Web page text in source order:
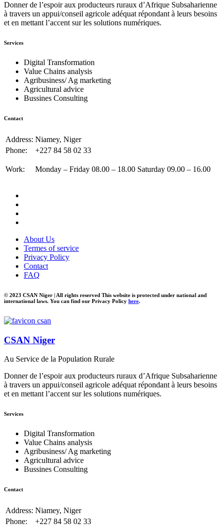
Donner de l’espoir aux producteurs ruraux d’Afrique Subsaharienne
à travers un appui/conseil agricole adéquat répondant à leurs besoins
et en mettant l’accent sur les solutions numériques.
Services
Digital Transformation
Value Chains analysis
Agribusiness/ Ag marketing
Agricultural advice
Bussines Consulting
Contact
Address: Niamey, Niger
Phone:
+227 84 58 02 33
Work: Monday – Friday 08.00 – 18.00 Saturday 09.00 – 16.00
About Us
Termes of service
Privacy Policy
Contact
FAQ
© 2023 CSAN Niger | All rights reserved This website is protected under national and
international laws. You can find our Privacy Policy here.
CSAN Niger
Au Service de la Population Rurale
Donner de l’espoir aux producteurs ruraux d’Afrique Subsaharienne
à travers un appui/conseil agricole adéquat répondant à leurs besoins
et en mettant l’accent sur les solutions numériques.
Services
Digital Transformation
Value Chains analysis
Agribusiness/ Ag marketing
Agricultural advice
Bussines Consulting
Contact
Address: Niamey, Niger
Phone:
+227 84 58 02 33